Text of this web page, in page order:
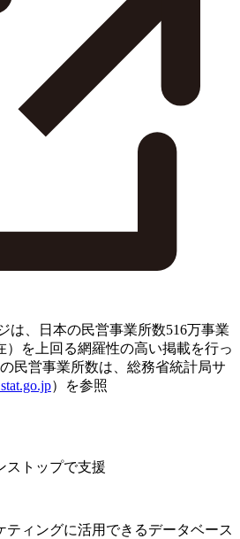
は、日本の民営事業所数516万事業
）を上回る網羅性の高い掲載を行っ
民営事業所数は、総務省統計局サ
）を参照
ストップで支援
ティングに活用できるデータベース